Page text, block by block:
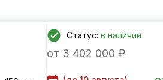
Статус: в наличии
от 3 402 000 ₽